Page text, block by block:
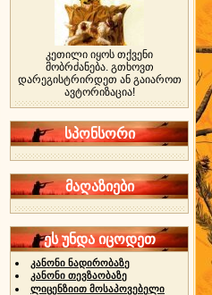
კეთილი იყოს თქვენი
მობრძანება. გთხოვთ
დარეგისტრირდეთ ან გაიაროთ
ავტორიზაცია!
სპონსორი
მაღაზიები
ეს უნდა იცოდეთ
კანონი ნადირობაზე
კანონი თევზაობაზე
ლიცენზიით მოსაპოვებელი